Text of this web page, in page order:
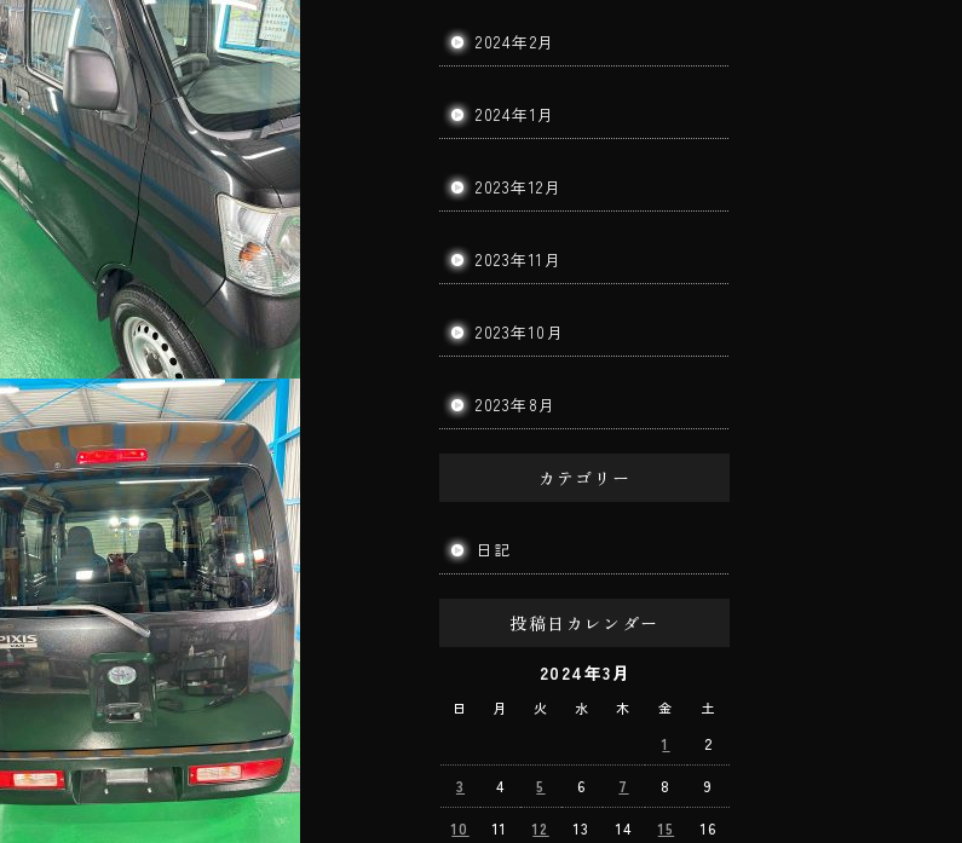
2024年2月
2024年1月
2023年12月
2023年11月
2023年10月
2023年8月
カテゴリー
日記
投稿日カレンダー
2024年3月
日 月 火 水 木 金 土
1 2
3 4 5 6 7 8 9
10 11 12 13 14 15 16